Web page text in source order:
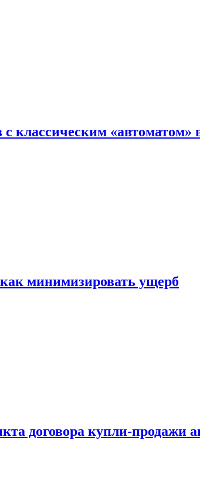
классическим «автоматом»
минимизировать ущерб
договора купли-продажи